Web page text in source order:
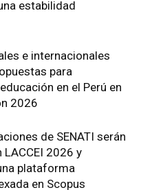
estabilidad
e internacionales
para
en el Perú en
2026
de SENATI serán
2026 y
plataforma
en Scopus